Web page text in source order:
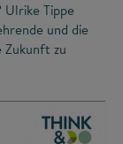
Ulrike Tippe
und die
zu